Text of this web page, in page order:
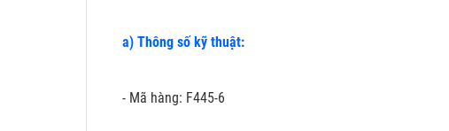
a) Thông số kỹ thuật:
- Mã hàng: F445-6